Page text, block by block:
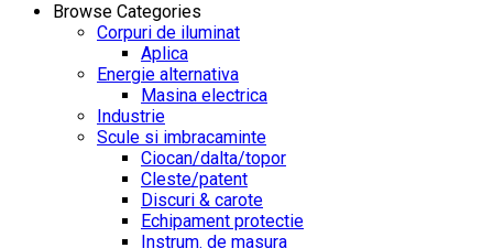
Browse Categories
Corpuri de iluminat
Aplica
Energie alternativa
Masina electrica
Industrie
Scule si imbracaminte
Ciocan/dalta/topor
Cleste/patent
Discuri & carote
Echipament protectie
Instrum. de masura